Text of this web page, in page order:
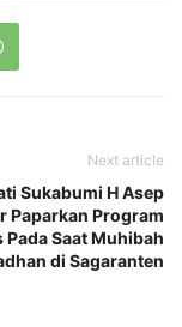
Next article
Sukabumi H Asep
Paparkan Program
Saat Muhibah
di Sagaranten